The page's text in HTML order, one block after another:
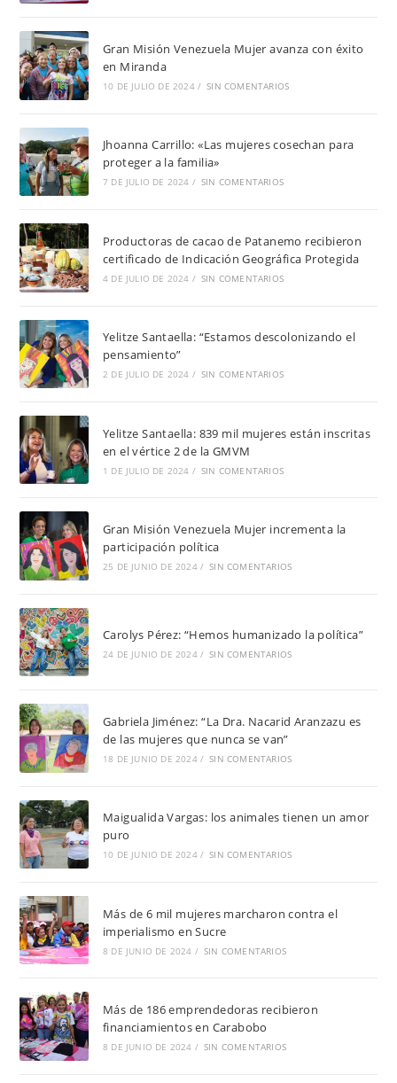
Gran Misión Venezuela Mujer avanza con éxito
en Miranda
10 DE JULIO DE 2024 / SIN COMENTARIOS
Jhoanna Carrillo: «Las mujeres cosechan para
proteger a la familia»
7 DE JULIO DE 2024 / SIN COMENTARIOS
Productoras de cacao de Patanemo recibieron
certificado de Indicación Geográfica Protegida
4 DE JULIO DE 2024 / SIN COMENTARIOS
Yelitze Santaella: “Estamos descolonizando el
pensamiento”
2 DE JULIO DE 2024 / SIN COMENTARIOS
Yelitze Santaella: 839 mil mujeres están inscritas
en el vértice 2 de la GMVM
1 DE JULIO DE 2024 / SIN COMENTARIOS
Gran Misión Venezuela Mujer incrementa la
participación política
25 DE JUNIO DE 2024 / SIN COMENTARIOS
Carolys Pérez: “Hemos humanizado la política”
24 DE JUNIO DE 2024 / SIN COMENTARIOS
Gabriela Jiménez: “La Dra. Nacarid Aranzazu es
de las mujeres que nunca se van”
18 DE JUNIO DE 2024 / SIN COMENTARIOS
Maigualida Vargas: los animales tienen un amor
puro
10 DE JUNIO DE 2024 / SIN COMENTARIOS
Más de 6 mil mujeres marcharon contra el
imperialismo en Sucre
8 DE JUNIO DE 2024 / SIN COMENTARIOS
Más de 186 emprendedoras recibieron
financiamientos en Carabobo
8 DE JUNIO DE 2024 / SIN COMENTARIOS